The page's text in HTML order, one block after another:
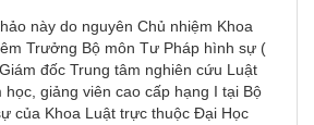
này do nguyên Chủ nhiệm Khoa
Trưởng Bộ môn Tư Pháp hình sự (
đốc Trung tâm nghiên cứu Luật
giảng viên cao cấp hạng I tại Bộ
của Khoa Luật trực thuộc Đại Học